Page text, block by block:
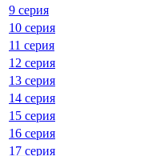
9 серия
10 серия
11 серия
12 серия
13 серия
14 серия
15 серия
16 серия
17 серия